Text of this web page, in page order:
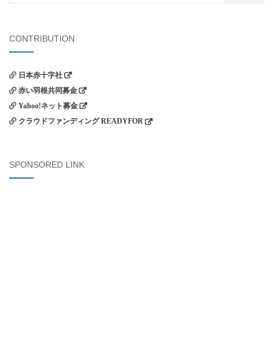
CONTRIBUTION
日本赤十字社
赤い羽根共同募金
Yahoo!ネット募金
クラウドファンディング READYFOR
SPONSORED LINK